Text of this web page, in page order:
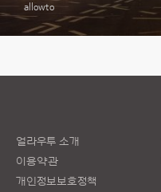
allowto
얼라우투 소개
이용약관
개인정보보호정책